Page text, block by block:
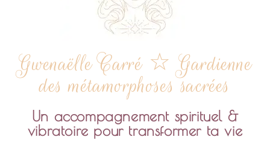
Gwenaëlle Carré ☆ Gardienne
des métamorphoses sacrées
Un accompagnement spirituel &
vibratoire pour transformer ta vie